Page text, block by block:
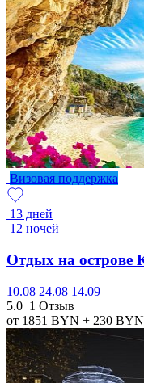
Визовая поддержка
13 дней
12 ночей
Отдых на острове
10.08 24.08 14.09
5.0 1 Отзыв
от 1851 BYN + 230 BYN